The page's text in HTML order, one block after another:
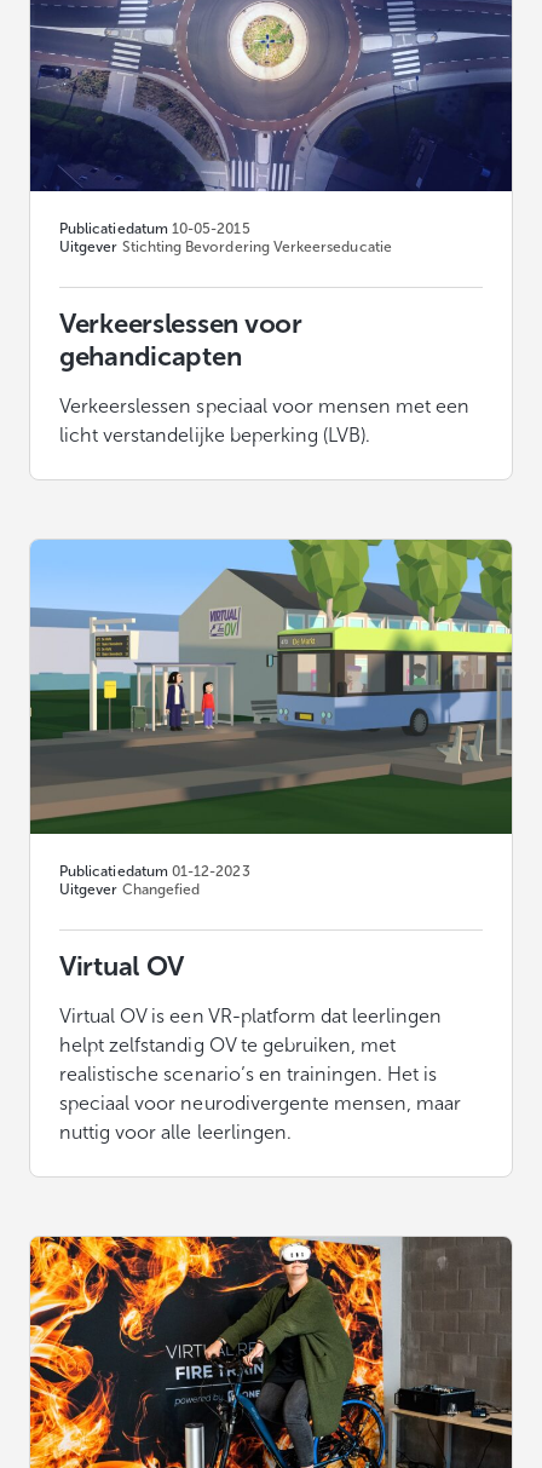
Publicatiedatum 10-05-2015
Uitgever Stichting Bevordering Verkeerseducatie
Verkeerslessen voor
gehandicapten
Verkeerslessen speciaal voor mensen met een
licht verstandelijke beperking (LVB).
Publicatiedatum 01-12-2023
Uitgever Changefied
Virtual OV
Virtual OV is een VR-platform dat leerlingen
helpt zelfstandig OV te gebruiken, met
realistische scenario’s en trainingen. Het is
speciaal voor neurodivergente mensen, maar
nuttig voor alle leerlingen.